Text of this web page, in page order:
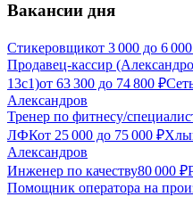
Вакансии дня
Стикеровщикот 3 000 до 6 000
Продавец-кассир
13с1)от 63 300 до 74 800 ₽
Александров
Тренер по фитнесу/
ЛФКот 25 000 до 75 000 ₽
Александров
Инженер по качеству80 000 ₽
Помощник оператора на